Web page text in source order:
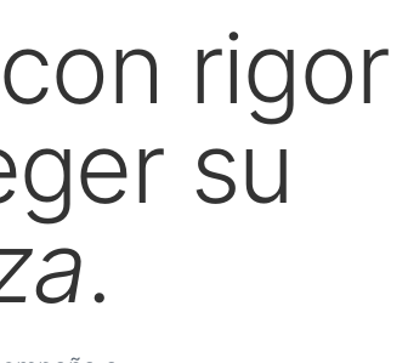
rigor
su
.